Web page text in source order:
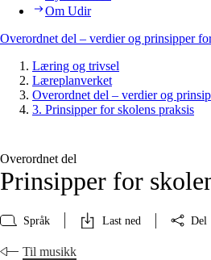
Om Udir
Overordnet del – verdier og prinsipper
Læring og trivsel
Læreplanverket
Overordnet del – verdier og
3. Prinsipper for skolens praksis
Overordnet del
Prinsipper for
Språk Last ned Del
Til musikk